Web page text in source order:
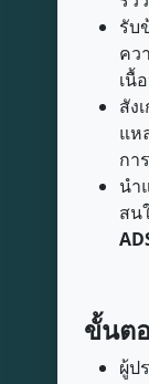
รับ
คว
เนื้
สัง
แห
กา
นำ
สน
ขั้นต
ผู้ป